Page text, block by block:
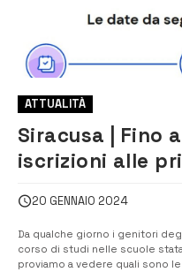
ATTUALITÀ
Siracusa | Fino
iscrizioni alle
provincia
20 GENNAIO 2024
Da qualche giorno i genitori
corso di studi nelle scuole
proviamo a vedere quali sono